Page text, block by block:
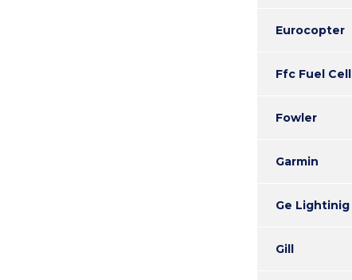
Eurocopter
Ffc Fuel Cell
Fowler
Garmin
Ge Lightinig
Gill